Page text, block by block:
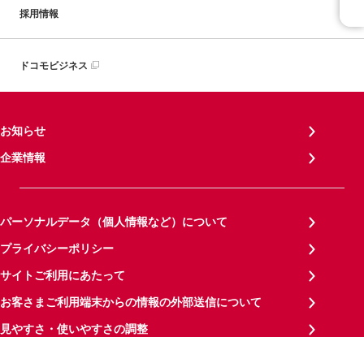
採用情報
ドコモビジネス
お知らせ
企業情報
パーソナルデータ（個人情報など）について
プライバシーポリシー
サイトご利用にあたって
お客さまご利用端末からの情報の外部送信について
見やすさ・使いやすさの調整